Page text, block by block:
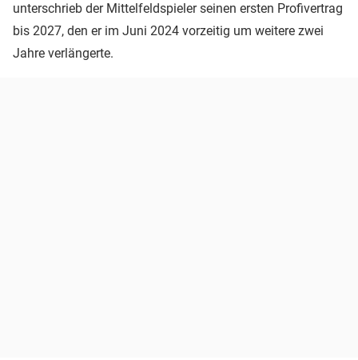
unterschrieb der Mittelfeldspieler seinen ersten Profivertrag
bis 2027, den er im Juni 2024 vorzeitig um weitere zwei
Jahre verlängerte.